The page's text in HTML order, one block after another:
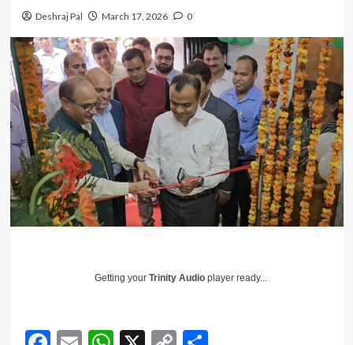
Deshraj Pal March 17, 2026 0
Getting your Trinity Audioplayer ready...